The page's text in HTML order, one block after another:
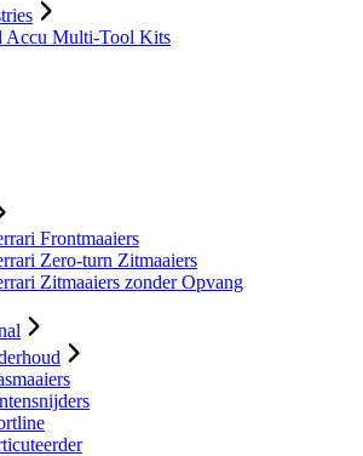
Accu Multi-Tool Kits
Frontmaaiers
Zero-turn Zitmaaiers
Zitmaaiers zonder Opvang